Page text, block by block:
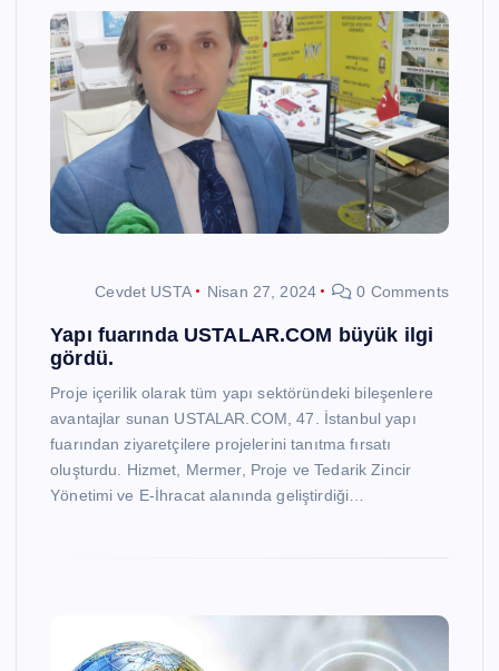
Cevdet USTA Nisan 27, 2024 0 Comments
Yapı fuarında USTALAR.COM büyük ilgi
gördü.
Proje içerilik olarak tüm yapı sektöründeki bileşenlere
avantajlar sunan USTALAR.COM, 47. İstanbul yapı
fuarından ziyaretçilere projelerini tanıtma fırsatı
oluşturdu. Hizmet, Mermer, Proje ve Tedarik Zincir
Yönetimi ve E-İhracat alanında geliştirdiği…